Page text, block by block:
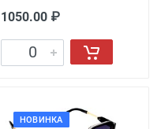
1050.00 ₽
НОВИНКА